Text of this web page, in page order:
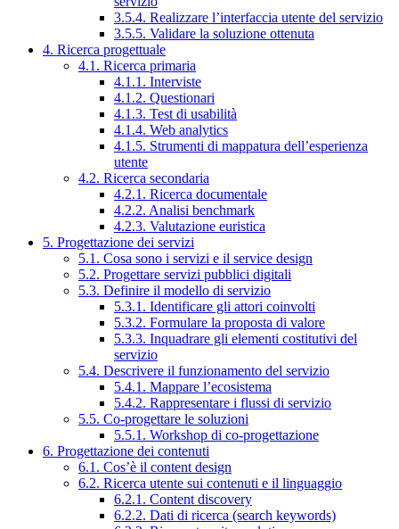
3.5.4. Realizzare l’interfaccia utente del servizio
3.5.5. Validare la soluzione ottenuta
4. Ricerca progettuale
4.1. Ricerca primaria
4.1.1. Interviste
4.1.2. Questionari
4.1.3. Test di usabilità
4.1.4. Web analytics
4.1.5. Strumenti di mappatura dell’esperienza
utente
4.2. Ricerca secondaria
4.2.1. Ricerca documentale
4.2.2. Analisi benchmark
4.2.3. Valutazione euristica
5. Progettazione dei servizi
5.1. Cosa sono i servizi e il service design
5.2. Progettare servizi pubblici digitali
5.3. Definire il modello di servizio
5.3.1. Identificare gli attori coinvolti
5.3.2. Formulare la proposta di valore
5.3.3. Inquadrare gli elementi costitutivi del
servizio
5.4. Descrivere il funzionamento del servizio
5.4.1. Mappare l’ecosistema
5.4.2. Rappresentare i flussi di servizio
5.5. Co-progettare le soluzioni
5.5.1. Workshop di co-progettazione
6. Progettazione dei contenuti
6.1. Cos’è il content design
6.2. Ricerca utente sui contenuti e il linguaggio
6.2.1. Content discovery
6.2.2. Dati di ricerca (search keywords)